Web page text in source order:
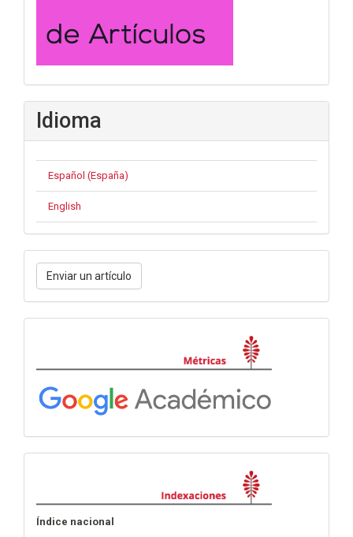
Idioma
Español (España)
English
Enviar
un
artículo
Enviar un artículo
Índice nacional